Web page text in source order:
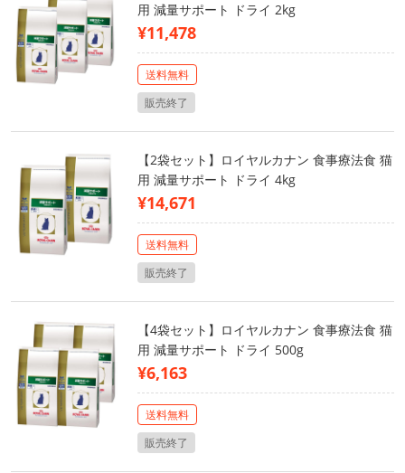
用 減量サポート ドライ 2kg
¥11,478
送料無料
販売終了
【2袋セット】ロイヤルカナン 食事療法食 猫
用 減量サポート ドライ 4kg
¥14,671
送料無料
販売終了
【4袋セット】ロイヤルカナン 食事療法食 猫
用 減量サポート ドライ 500g
¥6,163
送料無料
販売終了